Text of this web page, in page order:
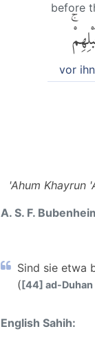
before
vor
'Ahum Khayrun
A. S. F.
Sind sie etwa
([44] ad-Duhan
English Sahih: